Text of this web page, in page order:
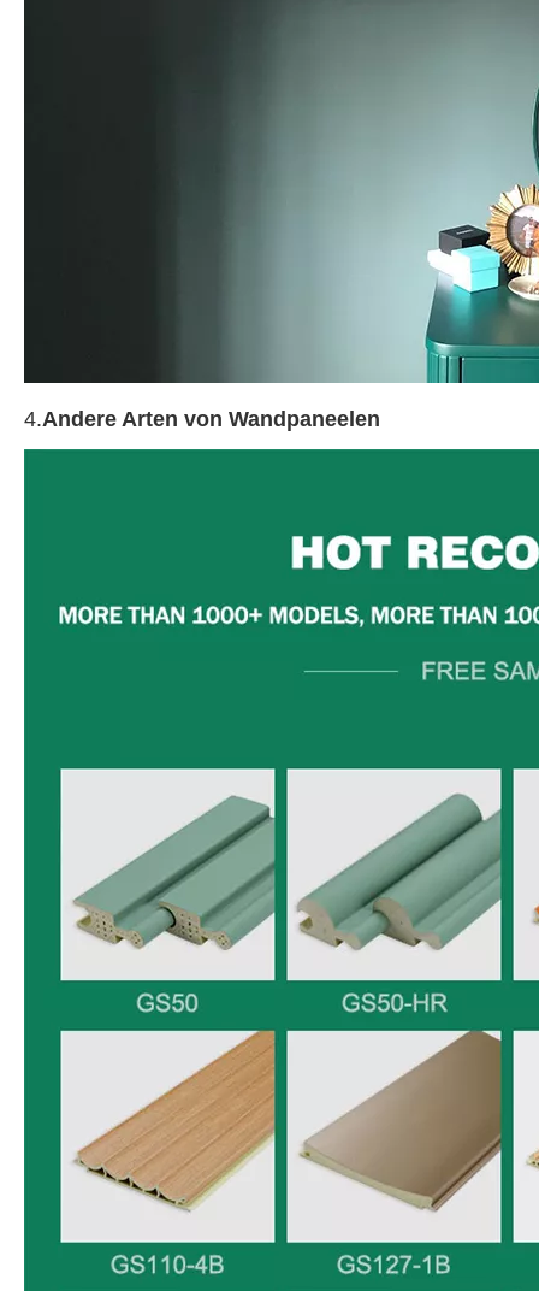
4.Andere Arten von Wandpaneelen